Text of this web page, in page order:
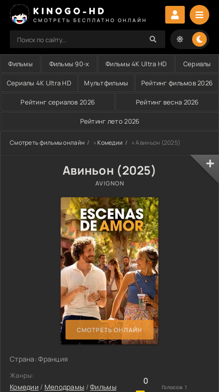
KINOGO-HD
СМОТРЕТЬ БЕСПЛАТНО ОНЛАЙН
Фильмы Фильмы 90-х Фильмы 4K Ultra HD Сериалы
Сериалы 4K Ultra HD Мультфильмы Рейтинг фильмов 2026
Рейтинг сериалов 2026 Рейтинг весна 2026
Рейтинг лето 2026
Смотреть фильмы онлайн »Комедии » Авиньон (2025)
Авиньон (2025)
AVIGNON
СМОТРЕТЬ ОНЛАЙН
Страна: Франция
Жанры:
Комедии / Мелодрамы /Фильмы
0
Голосов: 1